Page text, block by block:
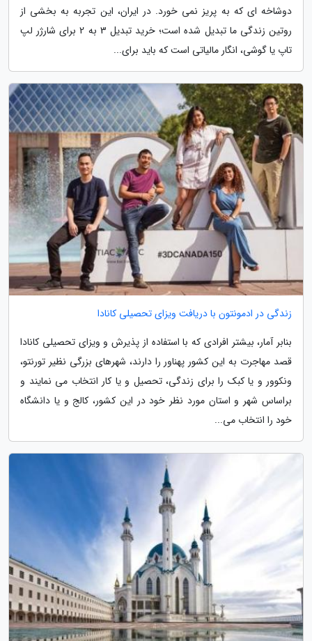
دوشاخه ای که به پریز نمی خورد. در ایران، این تجربه به بخشی از
روتین زندگی ما تبدیل شده است؛ خرید تبدیل 3 به 2 برای شارژر لپ
تاپ یا گوشی، انگار مالیاتی است که باید برای...
زندگی در ادمونتون با دریافت ویزای تحصیلی کانادا
بنابر آمار، بیشتر افرادی که با استفاده از پذیرش و ویزای تحصیلی کانادا
قصد مهاجرت به این کشور پهناور را دارند، شهرهای بزرگی نظیر تورنتو،
ونکوور و یا کبک را برای زندگی، تحصیل و یا کار انتخاب می نمایند و
براساس شهر و استان مورد نظر خود در این کشور، کالج و یا دانشگاه
خود را انتخاب می...